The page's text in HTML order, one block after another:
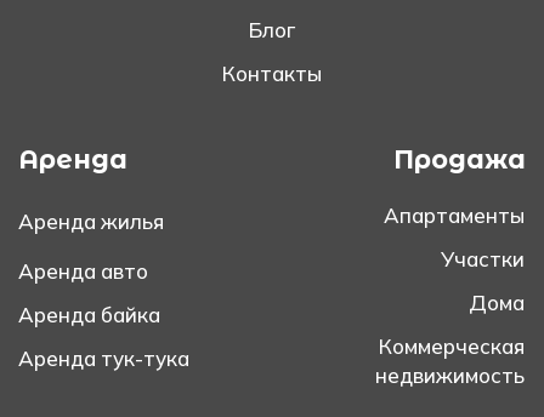
Блог
Контакты
Аренда
Аренда жилья
Аренда авто
Аренда байка
Аренда тук-тука
Продажа
Апартаменты
Участки
Дома
Коммерческая
недвижимость